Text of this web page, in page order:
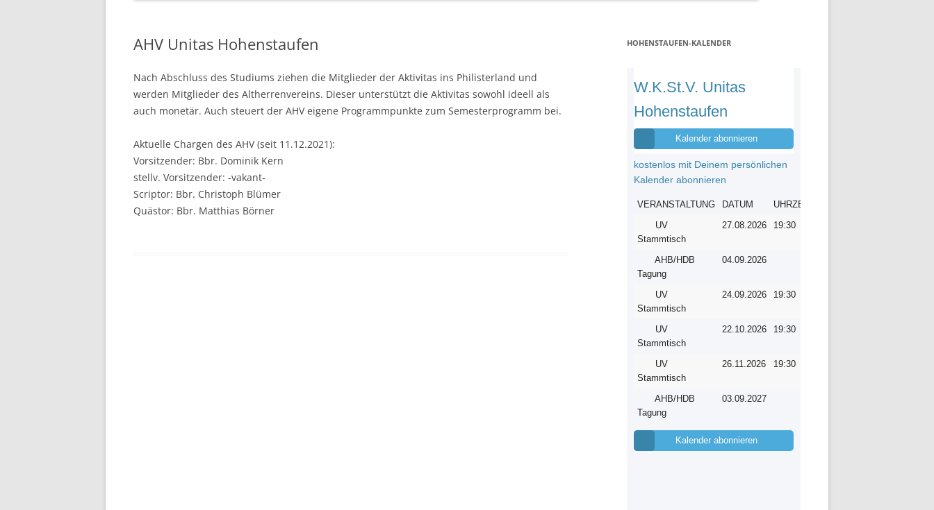
AHV Unitas Hohenstaufen
Nach Abschluss des Studiums ziehen die Mitglieder der Aktivitas ins Philisterland und
werden Mitglieder des Altherrenvereins. Dieser unterstützt die Aktivitas sowohl ideell als
auch monetär. Auch steuert der AHV eigene Programmpunkte zum Semesterprogramm bei.
Aktuelle Chargen des AHV (seit 11.12.2021):
Vorsitzender: Bbr. Dominik Kern
stellv. Vorsitzender: -vakant-
Scriptor: Bbr. Christoph Blümer
Quästor: Bbr. Matthias Börner
HOHENSTAUFEN-KALENDER